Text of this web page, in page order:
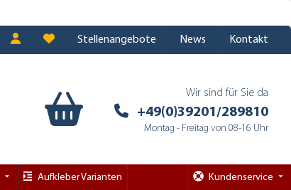
Stellenangebote News Kontakt
Wir sind für Sie da
+49(0)39201/289810
Montag - Freitag von 08-16 Uhr
Aufkleber Varianten Kundenservice